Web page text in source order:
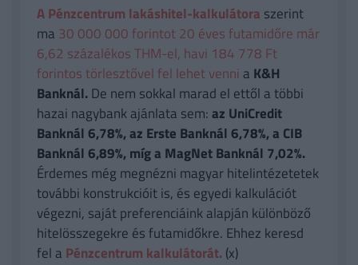
A Pénzcentrum lakáshitel-kalkulátora szerint
ma 30 000 000 forintot 20 éves futamidőre már
6,62 százalékos THM-el, havi 184 778 Ft
forintos törlesztővel fel lehet venni a K&H
Banknál.De nem sokkal marad el ettől a többi
hazai nagybank ajánlata sem:az UniCredit
Banknál 6,78%, az Erste Banknál 6,78%, a CIB
Banknál 6,89%, míg a MagNet Banknál 7,02%.
Érdemes még megnézni magyar hitelintézetetek
további konstrukcióit is, és egyedi kalkulációt
végezni, saját preferenciáink alapján különböző
hitelösszegekre és futamidőkre. Ehhez keresd
fel a Pénzcentrum kalkulátorát. (x)